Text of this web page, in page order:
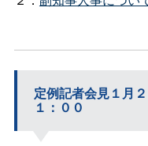
定例記者会見１月
１：００